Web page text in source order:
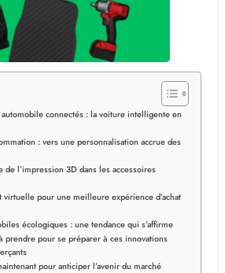
automobile connectés : la voiture intelligente en
: vers une personnalisation accrue des
de l’impression 3D dans les accessoires
virtuelle pour une meilleure expérience d’achat
écologiques : une tendance qui s’affirme
prendre pour se préparer à ces innovations
pour anticiper l’avenir du marché